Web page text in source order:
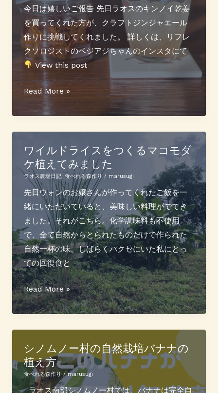
ク
ト
開
始
今日は嬉しいご報告 先日ラオスのキンノイ乾姜
を買ってくれた方が、クラフトジンジャエール
作りに挑戦してくれました。 詳しくは、リフレ
クソロジストのベジアジちゃんのインスタにて
View this post
キ
ノ
イ
乾
姜
で
体
ポ
カ
ポ
カ
ジ
ン
ジ
ャ
エ
ー
ル
作
り
Read More »
ワイルドライスをつくるマコモダ
ケ植えてみました
ラオス農場日記, 食べれる森作り/ marusugi
先日ウォンのお嬢さんが作ってくれたご飯を一
緒にいただいていると、美味しい料理がでてき
ました。それがこちら。化学調味料も不使用
で、全て自然からとられたものだけで作られた
自然一杯の味。しばらくパクセにいた私にとっ
ての回復食と
ワ
イ
ル
ド
ラ
イ
ス
を
Read More »
シノムノー村の自然栽培バナナの
植え方
食べれる森作り/marusugi
ラオス南部シノムノー村では、バナナは完全自